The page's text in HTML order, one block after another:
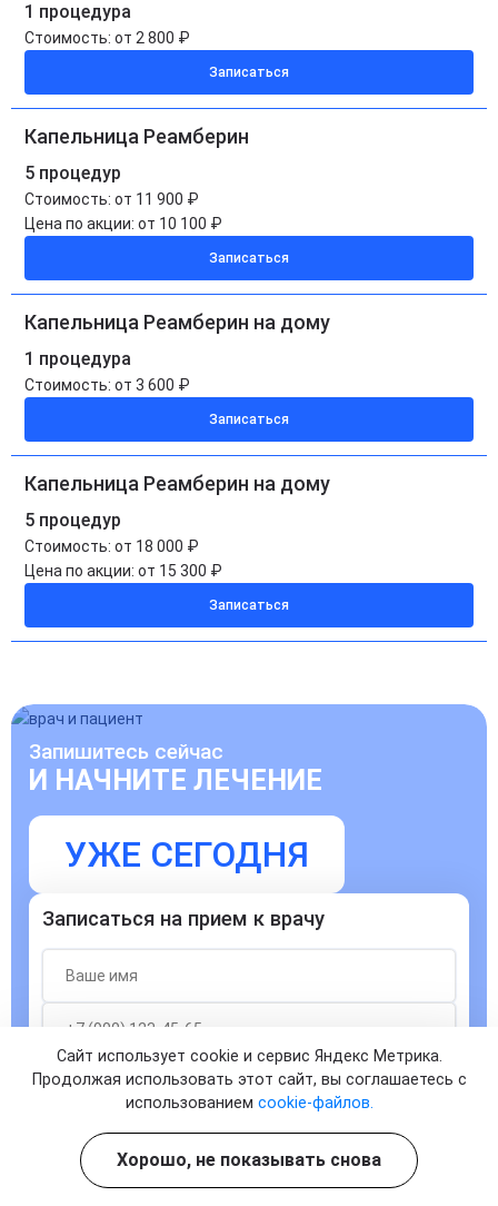
1 процедура
Стоимость: от 2 800 ₽
Записаться
Капельница Реамберин
5 процедур
Стоимость: от 11 900 ₽
Цена по акции: от 10 100 ₽
Записаться
Капельница Реамберин на дому
1 процедура
Стоимость: от 3 600 ₽
Записаться
Капельница Реамберин на дому
5 процедур
Стоимость: от 18 000 ₽
Цена по акции: от 15 300 ₽
Записаться
Запишитесь сейчас
И НАЧНИТЕ ЛЕЧЕНИЕ
УЖЕ СЕГОДНЯ
Записаться на прием к врачу
Согласен сполитикой о конфиденциальности и на
обработку персональных данных
Сайт использует cookie и сервис Яндекс Метрика.
Продолжая использовать этот сайт, вы соглашаетесь с
использованием cookie-файлов.
Хорошо, не показывать снова